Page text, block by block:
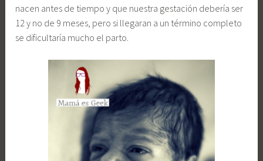
nacen antes de tiempo y que nuestra gestación debería ser
12 y no de 9 meses, pero si llegaran a un término completo
se dificultaría mucho el parto.